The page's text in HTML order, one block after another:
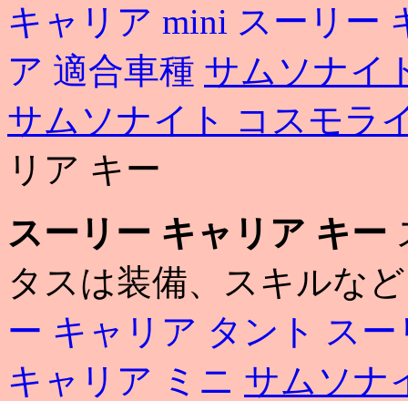
キャリア mini スーリー
ア 適合車種 サムソナイ
サムソナイト コスモラ
リア キー
スーリー キャリア キー
タスは装備、スキルな
ー キャリア タント
ス
キャリア ミニ サムソナ